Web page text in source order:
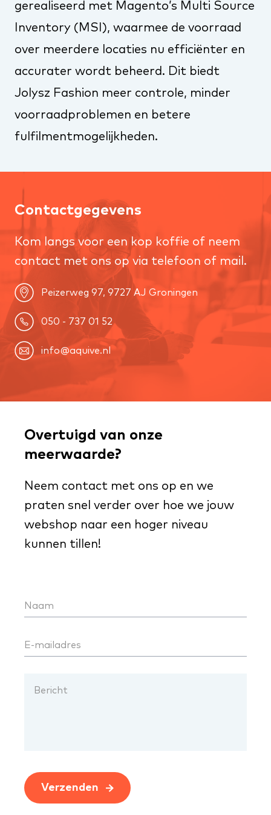
gerealiseerd met Magento’s Multi Source
Inventory (MSI), waarmee de voorraad
over meerdere locaties nu efficiënter en
accurater wordt beheerd. Dit biedt
Jolysz Fashion meer controle, minder
voorraadproblemen en betere
fulfilmentmogelijkheden.
Contactgegevens
Kom langs voor een kop koffie of neem
contact met ons op via telefoon of mail.
Peizerweg 97, 9727 AJ Groningen
050 - 737 01 52
info@aquive.nl
Overtuigd van onze
meerwaarde?
Neem contact met ons op en we
praten snel verder over hoe we jouw
webshop naar een hoger niveau
kunnen tillen!
Verzenden